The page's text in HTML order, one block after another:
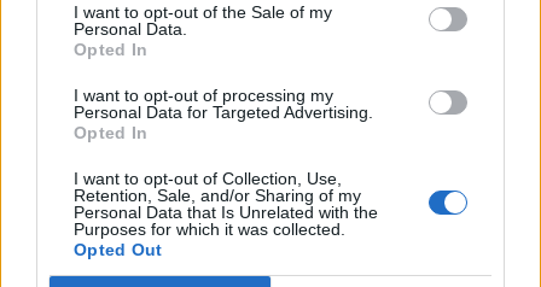
I want to opt-out of the Sale of my
Personal Data.
Opted In
I want to opt-out of processing my
Personal Data for Targeted Advertising.
Opted In
I want to opt-out of Collection, Use,
Retention, Sale, and/or Sharing of my
Personal Data that Is Unrelated with the
Purposes for which it was collected.
Opted Out
wybrany kontekst.
Czy możliwa jest przyjaźń w
sytuacjach skrajnych? Omów
zagadnienie na podstawie Dżumy
uwzględnij również wybrany kontekst.
Kategorie
opracowania